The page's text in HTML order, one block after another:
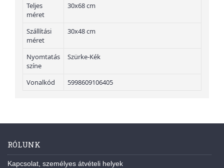
Teljes
méret
30x68 cm
Szállítási
méret
30x48 cm
Nyomtatás
színe
Szürke-Kék
Vonalkód 5998609106405
RÓLUNK
Kapcsolat, személyes átvételi helyek